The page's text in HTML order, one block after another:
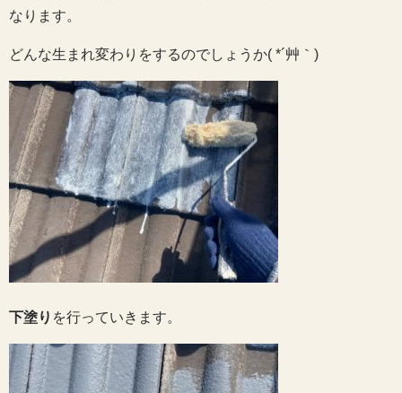
なります。
どんな生まれ変わりをするのでしょうか( *´艸｀)
下塗り を行っていきます。